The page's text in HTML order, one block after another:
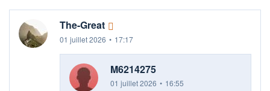
The-Great
01 juillet 2026 • 17:17
M6214275
01 juillet 2026 • 16:55